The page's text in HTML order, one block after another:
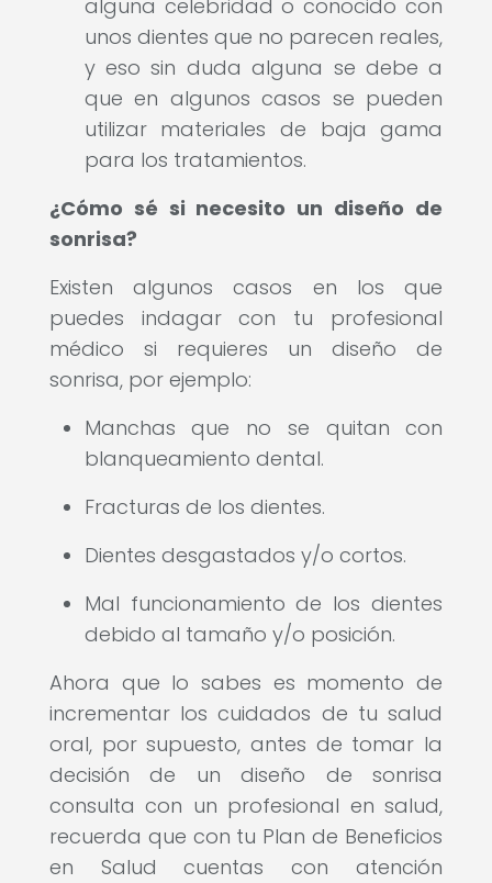
alguna celebridad o conocido con
unos dientes que no parecen reales,
y eso sin duda alguna se debe a
que en algunos casos se pueden
utilizar materiales de baja gama
para los tratamientos.
¿Cómo sé si necesito un diseño de
sonrisa?
Existen algunos casos en los que
puedes indagar con tu profesional
médico si requieres un diseño de
sonrisa, por ejemplo:
Manchas que no se quitan con
blanqueamiento dental.
Fracturas de los dientes.
Dientes desgastados y/o cortos.
Mal funcionamiento de los dientes
debido al tamaño y/o posición.
Ahora que lo sabes es momento de
incrementar los cuidados de tu salud
oral, por supuesto, antes de tomar la
decisión de un diseño de sonrisa
consulta con un profesional en salud,
recuerda que con tu Plan de Beneficios
en Salud cuentas con atención